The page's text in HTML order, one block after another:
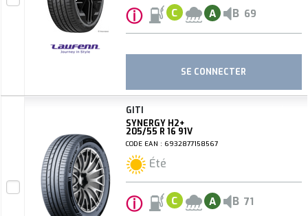
ⓘ C A B 69
SE CONNECTER
GITI
SYNERGY H2+
205/55 R 16 91V
CODE EAN : 6932877158567
Été
ⓘ C A B 71